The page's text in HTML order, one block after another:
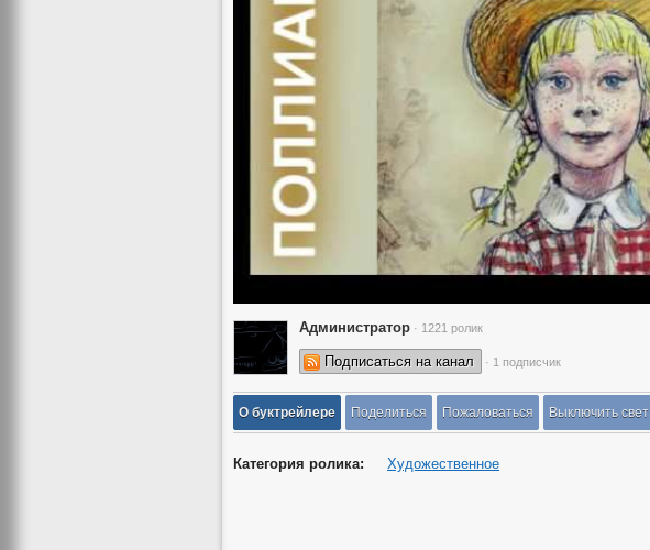
Администратор · 1221 ролик
Подписаться на канал · 1 подписчик
О буктрейлере Поделиться Пожаловаться Выключить свет
Категория ролика: Художественное